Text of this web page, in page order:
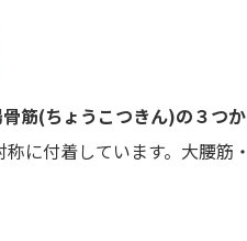
筋(ちょうこつきん)の３つか
に付着しています。大腰筋・